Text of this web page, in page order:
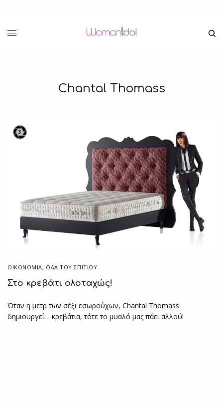
Chantal Thomass
3
ΟΙΚΟΝΟΜΙΑ, ΌΛΑ ΤΟΥ ΣΠΙΤΙΟΥ
Στο κρεβάτι ολοταχώς!
Όταν η μετρ των σέξι εσωρούχων, Chantal Thomass
δημιουργεί… κρεβάτια, τότε το μυαλό μας πάει αλλού!